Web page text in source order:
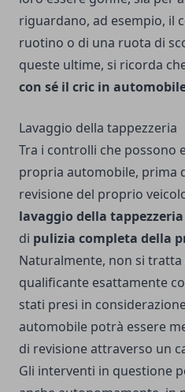
riguardano, ad esempio, il
ruotino o di una ruota di
queste ultime, si ricorda
con sé il cric in
Lavaggio della tappezzeria
Tra i controlli che possono
propria automobile, prima
revisione del proprio
lavaggio della tappezzeria
di pulizia completa della
Naturalmente, non si
qualificante esattamente
stati presi in
automobile potrà essere
di revisione attraverso un
Gli interventi in questione